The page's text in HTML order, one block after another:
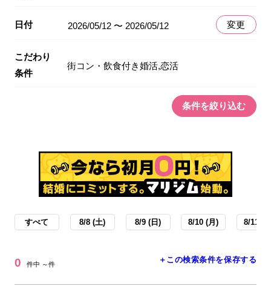
日付 2026/05/12 〜 2026/05/12 変更
こだわり
条件
街コン・飲食付き婚活,恋活
条件を絞り込む
すべて 8/8 (土) 8/9 (日) 8/10 (月) 8/11 (
0 件中 ～件 ＋この検索条件を保存する